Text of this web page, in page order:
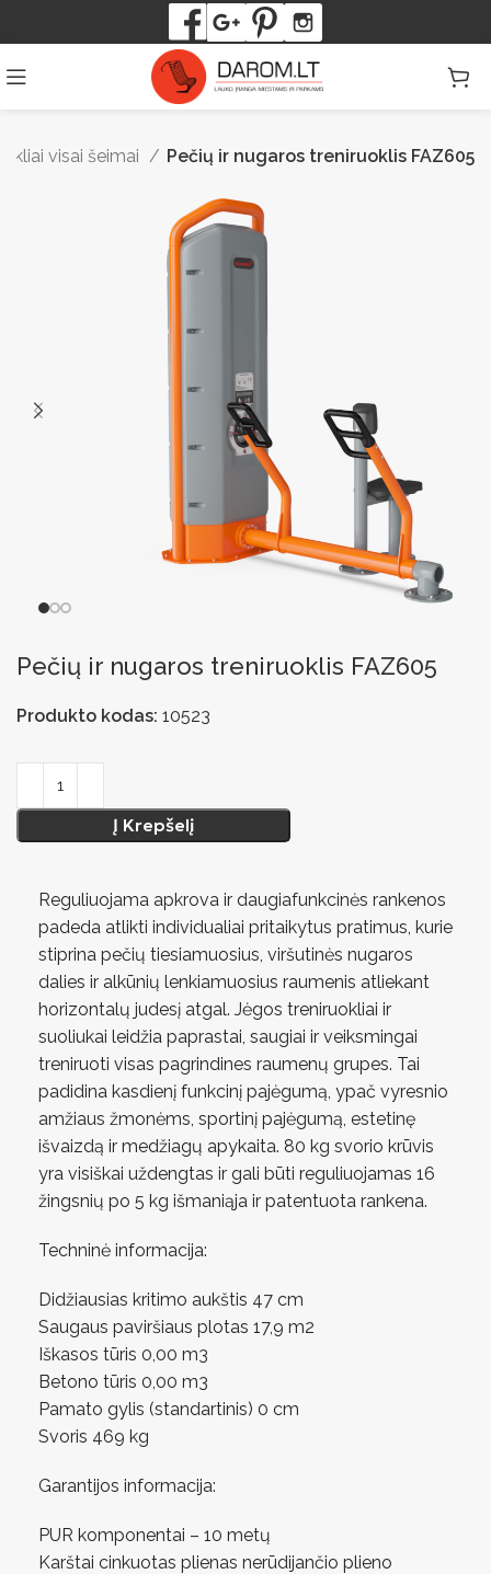
visai šeimai Pečių ir nugaros treniruoklis FAZ605
Pečių ir nugaros treniruoklis FAZ605
Produkto kodas: 10523
Į Krepšelį
Reguliuojama apkrova ir daugiafunkcinės rankenos
padeda atlikti individualiai pritaikytus pratimus, kurie
stiprina pečių tiesiamuosius, viršutinės nugaros
dalies ir alkūnių lenkiamuosius raumenis atliekant
horizontalų judesį atgal. Jėgos treniruokliai ir
suoliukai leidžia paprastai, saugiai ir veiksmingai
treniruoti visas pagrindines raumenų grupes. Tai
padidina kasdienį funkcinį pajėgumą, ypač vyresnio
amžiaus žmonėms, sportinį pajėgumą, estetinę
išvaizdą ir medžiagų apykaita. 80 kg svorio krūvis
yra visiškai uždengtas ir gali būti reguliuojamas 16
žingsnių po 5 kg išmaniąja ir patentuota rankena.
Techninė informacija:
Didžiausias kritimo aukštis 47 cm
Saugaus paviršiaus plotas 17,9 m2
Iškasos tūris 0,00 m3
Betono tūris 0,00 m3
Pamato gylis (standartinis) 0 cm
Svoris 469 kg
Garantijos informacija:
PUR komponentai – 10 metų
Karštai cinkuotas plienas nerūdijančio plieno